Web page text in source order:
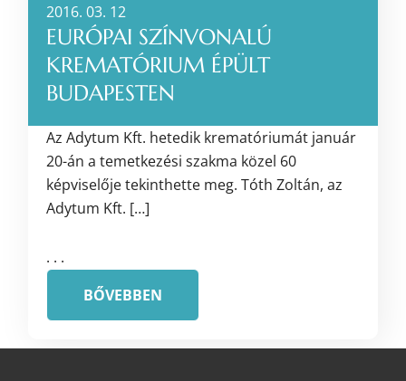
2016. 03. 12
EURÓPAI SZÍNVONALÚ
KREMATÓRIUM ÉPÜLT
BUDAPESTEN
Az Adytum Kft. hetedik krematóriumát január
20-án a temetkezési szakma közel 60
képviselője tekinthette meg. Tóth Zoltán, az
Adytum Kft. […]
. . .
BŐVEBBEN